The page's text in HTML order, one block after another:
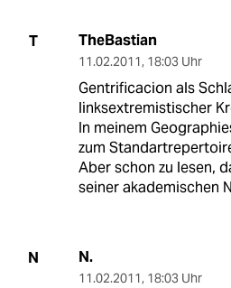
T TheBastian
11.02.2011, 18:03 Uhr
Gentrificacion als
linksextremistischer
In meinem
zum
Aber schon zu lesen,
seiner akademischen
N N.
11.02.2011, 18:03 Uhr